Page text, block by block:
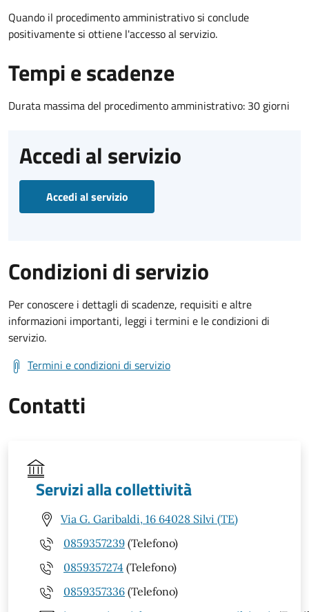
Quando il procedimento amministrativo si conclude
positivamente si ottiene l'accesso al servizio.
Tempi e scadenze
Durata massima del procedimento amministrativo: 30 giorni
Accedi al servizio
Accedi al servizio
Condizioni di servizio
Per conoscere i dettagli di scadenze, requisiti e altre
informazioni importanti, leggi i termini e le condizioni di
servizio.
Termini e condizioni di servizio
Contatti
Servizi alla collettività
Via G. Garibaldi, 16 64028 Silvi (TE)
0859357239 (Telefono)
0859357274 (Telefono)
0859357336 (Telefono)